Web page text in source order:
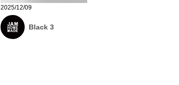
2025/12/09
Black 3